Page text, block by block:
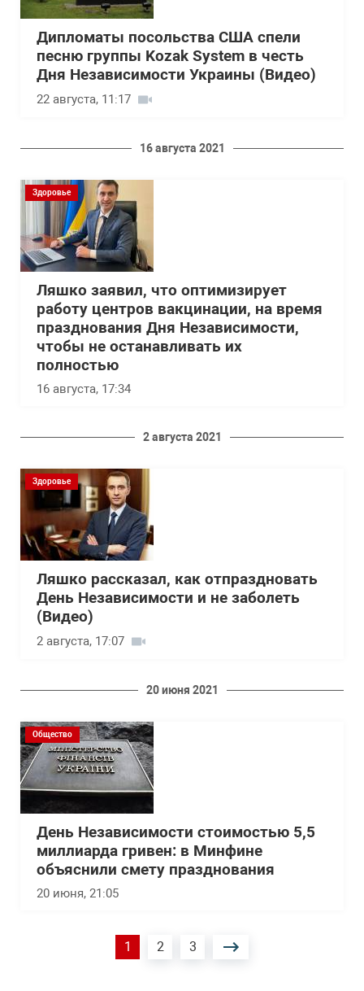
Дипломаты посольства США спели
песню группы Kozak System в честь
Дня Независимости Украины (Видео)
22 августа, 11:17
16 августа 2021
Здоровье
Ляшко заявил, что оптимизирует
работу центров вакцинации, на время
празднования Дня Независимости,
чтобы не останавливать их
полностью
16 августа, 17:34
2 августа 2021
Здоровье
Ляшко рассказал, как отпраздновать
День Независимости и не заболеть
(Видео)
2 августа, 17:07
20 июня 2021
Общество
День Независимости стоимостью 5,5
миллиарда гривен: в Минфине
объяснили смету празднования
20 июня, 21:05
Текущая
1 Страница
2 Страница
3